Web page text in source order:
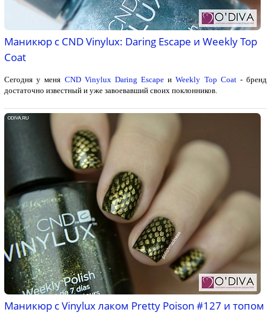
Маникюр с CND Vinylux: Daring Escape и Weekly Top
Coat
Сегодня у меня CND Vinylux Daring Escape иWeekly Top Coat - бренд
достаточно известный и уже завоевавший своих поклонников.
Маникюр с Vinylux лаком Pretty Poison #127 и топом